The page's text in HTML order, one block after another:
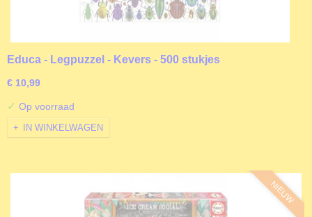
Educa - Legpuzzel - Kevers - 500 stukjes
€ 10,99
✓ Op voorraad
IN WINKELWAGEN
NIEUW